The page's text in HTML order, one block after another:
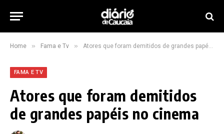
Home » Fama e Tv » Atores que foram demitidos de grandes papéis no cinema
FAMA E TV
Atores que foram demitidos
de grandes papéis no cinema